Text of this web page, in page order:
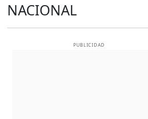
NACIONAL
PUBLICIDAD